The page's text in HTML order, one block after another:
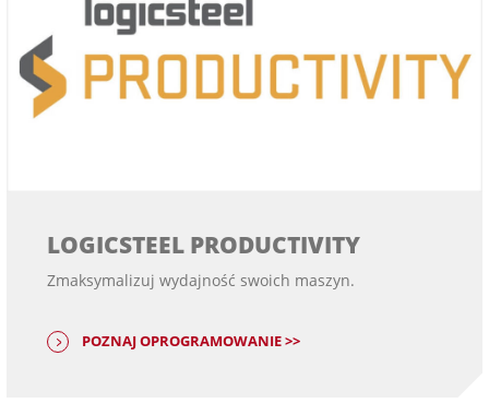
LOGICSTEEL PRODUCTIVITY
Zmaksymalizuj wydajność swoich maszyn.
POZNAJ OPROGRAMOWANIE >>